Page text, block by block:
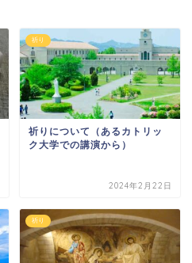
祈り
祈りについて（あるカトリッ
ク大学での講演から）
2024年2月22日
祈り